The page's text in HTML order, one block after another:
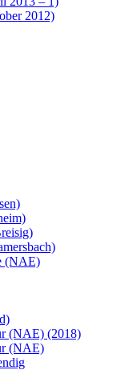
2012)
(NAE)
(NAE) (2018)
(NAE)